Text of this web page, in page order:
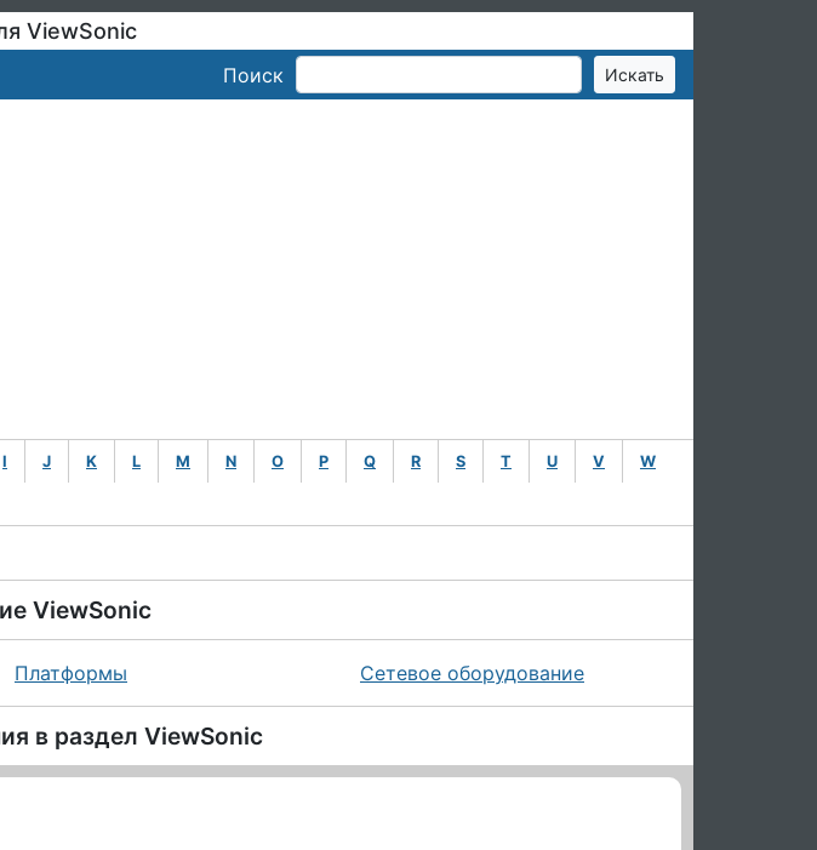
ViewSonic
Поиск
I J K L M N O P Q R S T U V W
ViewSonic
Платформы Сетевое оборудование
в раздел ViewSonic